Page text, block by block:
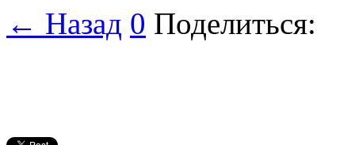
← Назад 0 Поделиться: